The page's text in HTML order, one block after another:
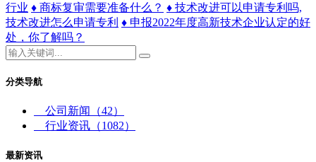
行业 ♦ 商标复审需要准备什么？ ♦ 技术改进可以申请专利吗,
技术改进怎么申请专利 ♦ 申报2022年度高新技术企业认定的好
处，你了解吗？
分类导航
公司新闻
（42）
行业资讯 （1082）
最新资讯